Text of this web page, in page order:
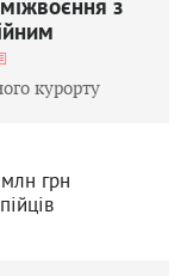
з
курорту
грн